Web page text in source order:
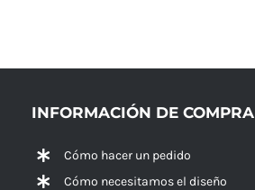
INFORMACIÓN DE COMPRA
Cómo hacer un pedido
Cómo necesitamos el diseño